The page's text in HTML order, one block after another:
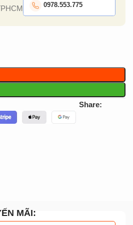
0978.553.775
Share:
MÃI: